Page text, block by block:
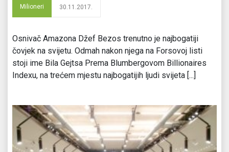
Milioneri 30.11.2017.
Osnivač Amazona Džef Bezos trenutno je najbogatiji
čovjek na svijetu. Odmah nakon njega na Forsovoj listi
stoji ime Bila Gejtsa Prema Blumbergovom Billionaires
Indexu, na trećem mjestu najbogatijih ljudi svijeta [...]